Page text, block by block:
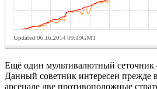
Ещё один мультивалютный
Данный советник интересен прежде
арсенале две противоположные